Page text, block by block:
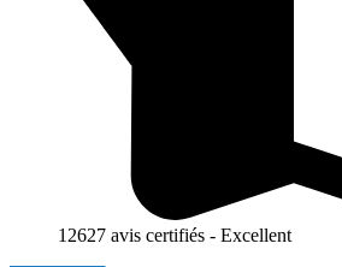
12627 avis certifiés - Excellent